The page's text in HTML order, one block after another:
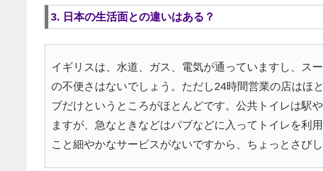
3. 日本の生活面との違いはある？
イギリスは、水道、ガス、電気が通っていますし、ス
の不便さはないでしょう。ただし24時間営業の店はほ
ブだけというところがほとんどです。公共トイレは駅
ますが、急なときなどはパブなどに入ってトイレを利
こと細やかなサービスがないですから、ちょっとさび